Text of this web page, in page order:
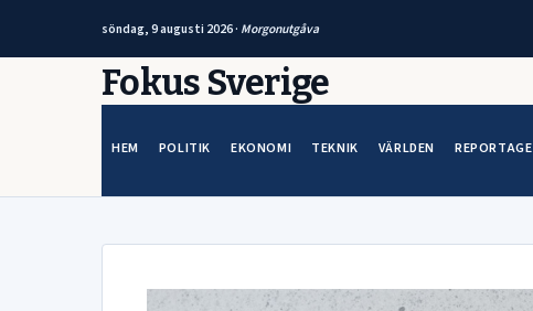
söndag, 9 augusti 2026 · Morgonutgåva
Fokus Sverige
HEM POLITIK EKONOMI TEKNIK VÄRLDEN REPORTAGE